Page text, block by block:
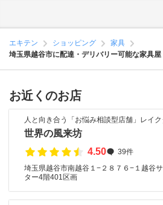
エキテン ショッピング
家具
埼玉県越谷市に配達・デリバリー可能な家具屋
お近くのお店
人と向き合う「お悩み相談型店舗」レイク
世界の風来坊
4.50
39件
埼玉県越谷市南越谷１−２８７６−１越谷
ター4階401区画